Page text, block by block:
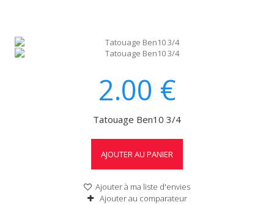
2.00 €
Tatouage Ben10 3/4
AJOUTER AU PANIER
Ajouter à ma liste d'envies
Ajouter au comparateur